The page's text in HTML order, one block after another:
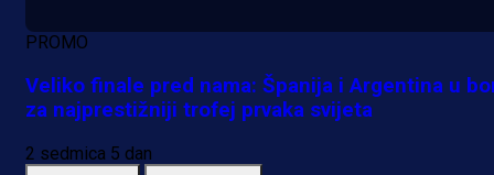
PROMO
Veliko finale pred nama: Španija i Argentina u
za najprestižniji trofej prvaka svijeta
2 sedmica 5 dan